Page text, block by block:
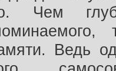
Чем
Ведь